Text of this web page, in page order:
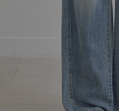
시즌오프 1+1 기